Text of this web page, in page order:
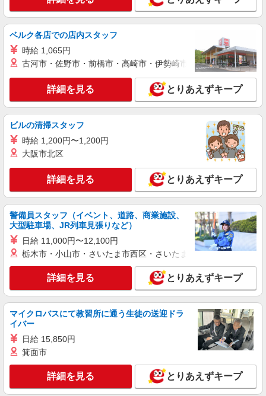
詳細を見る
派遣社員
（株）ウィルオブ・ワークCW 広島支店/ms340101
小規模老人ホームstaff
時給1300円 ◆前払い・日払い・週払いOK
岡山県倉敷市倉敷駅周辺
詳細を見る
派遣社員
株式会社kotrio /●OK-H-1993664
倉敷市｜シニア向けマンションで夜勤専従＊暮
らしのお手伝い
時給1350円〜2062円 ＜日払い有/週払い有/交
通費全支給(ガソリン代含む)＞
倉敷市内 最寄り駅：茶屋町
キープ 詳細を見る
倉敷市｜シニア向けマンションでの生活サポー
ト・フロアの巡回
時給1350円〜2062円 ＜日払い有/週払い有/交
キープ 詳細を見る
ベルク各店での店内スタッフ
時給 1,065円
古河市・佐野市・前橋市・高崎市・伊勢崎市・太田市・館林市
詳細を見る とりあえずキープ
ビルの清掃スタッフ
時給 1,200円〜1,200円
大阪市北区
詳細を見る とりあえずキープ
警備員スタッフ（イベント、道路、商業施設、
大型駐車場、JR列車見張りなど）
日給 11,000円〜12,100円
栃木市・小山市・さいたま市西区・さいたま市岩槻区・久喜市・
詳細を見る とりあえずキープ
マイクロバスにて教習所に通う生徒の送迎ドラ
イバー
日給 15,850円
箕面市
詳細を見る とりあえずキープ